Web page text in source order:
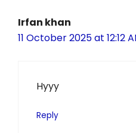
Irfan khan
11 October 2025 at 12:12
Hyyy
Reply